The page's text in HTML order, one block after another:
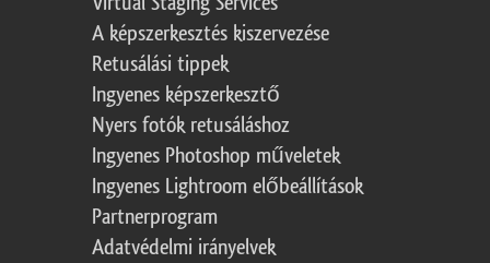
A képszerkesztés kiszervezése
Retusálási tippek
Ingyenes képszerkesztő
Nyers fotók retusáláshoz
Ingyenes Photoshop műveletek
Ingyenes Lightroom előbeállítások
Partnerprogram
Adatvédelmi irányelvek